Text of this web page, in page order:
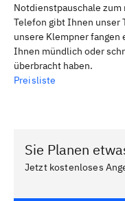
Notdienstpauschale zum
Telefon gibt Ihnen unser
unsere Klempner fangen
Ihnen mündlich oder
überbracht haben.
Preisliste
Sie Planen
Jetzt kostenloses